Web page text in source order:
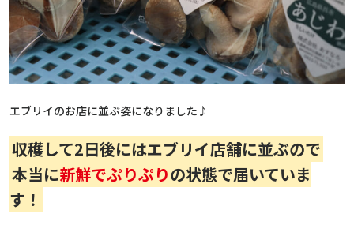
エブリイのお店に並ぶ姿になりました♪
収穫して2日後にはエブリイ店舗に並ぶので
本当に新鮮でぷりぷりの状態で届いていま
す！